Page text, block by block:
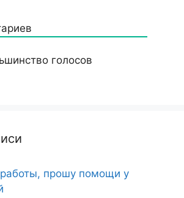
голосов
работы, прошу помощи у